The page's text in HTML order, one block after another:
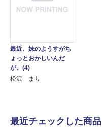
最近、妹のようすがち
ょっとおかしいんだ
が。(4)
松沢 まり
最近チェックした商品